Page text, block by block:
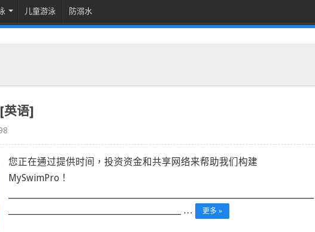
儿童游泳 防溺水
英语]
您正在通过提供时间，投资资金和共享网络来帮助我们构建
MySwimPro！
________________________________________________ …
更多 »